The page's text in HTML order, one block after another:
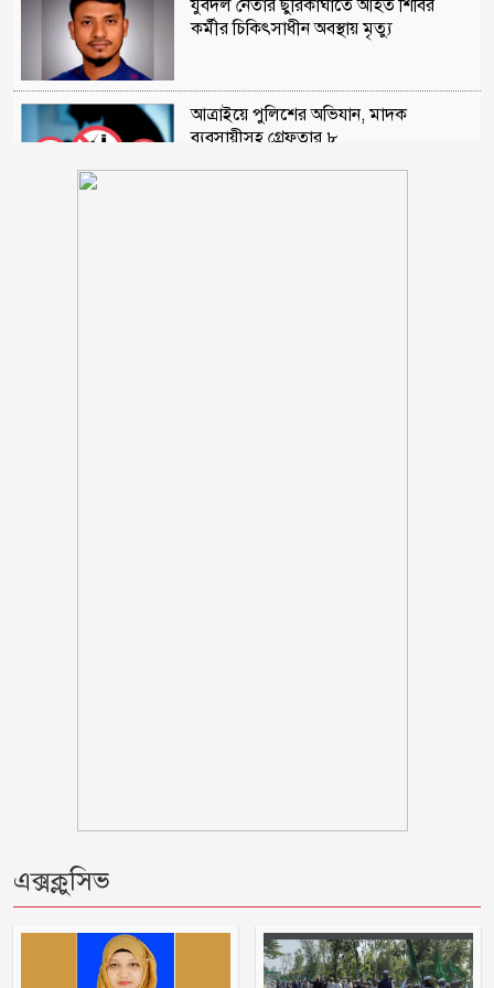
যুবদল নেতার ছুরিকাঘাতে আহত শিবির
কর্মীর চিকিৎসাধীন অবস্থায় মৃত্যু
আত্রাইয়ে পুলিশের অভিযান, মাদক
ব্যবসায়ীসহ গ্রেফতার ৮
আহারে জীবন! একবছরে লাশ কঙ্কাল, কেউ
এক্সক্লুসিভ